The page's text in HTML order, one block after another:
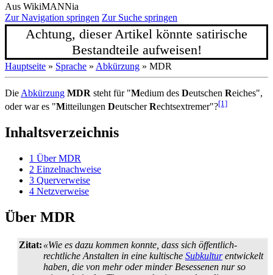
Aus WikiMANNia
Zur Navigation springen Zur Suche springen
Achtung, dieser Artikel könnte satirische
Bestandteile aufweisen!
Hauptseite » Sprache » Abkürzung » MDR
Die Abkürzung MDR steht für "Medium des Deutschen Reiches",
oder war es "Mitteilungen DeutscherRechtsextremer"?[1]
Inhaltsverzeichnis
1 Über MDR
2 Einzelnachweise
3 Querverweise
4 Netzverweise
Über MDR
Zitat: «Wie es dazu kommen konnte, dass sich öffentlich-
rechtliche Anstalten in eine kultische Subkulturentwickelt
haben, die von mehr oder minder Besessenen nur so